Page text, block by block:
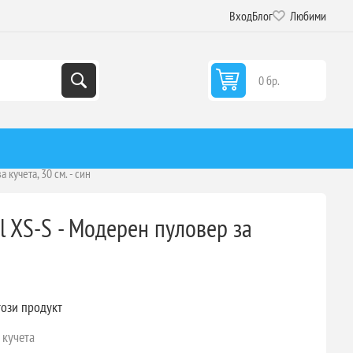
ВходБлог Любими
0 бр.
кучета, 30 см. - син
XS-S - Модерен пуловер за
продукт